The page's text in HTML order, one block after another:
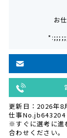
お
更新日：2026年8
仕事No.jb643204
※すぐに選考に進
合わせください。